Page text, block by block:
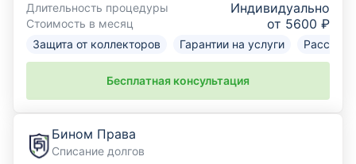
Длительность процедуры
Индивидуально
Стоимость в месяц от 5600 ₽
Защита от коллекторов Гарантии на услуги
Бесплатная консультация
Бином Права
Списание долгов